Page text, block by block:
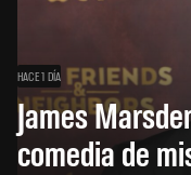
HACE 1 DÍA
James
comedia de